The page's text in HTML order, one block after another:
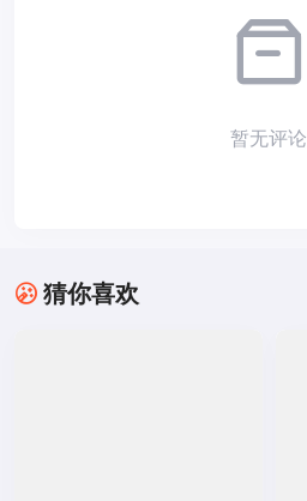
暂无评论
猜你喜欢